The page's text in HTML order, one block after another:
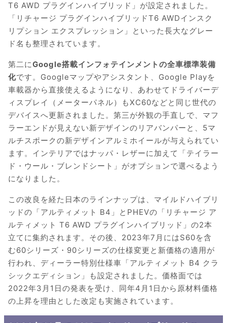
T6 AWD プラグインハイブリッド」が設定されました。
「リチャージ プラグインハイブリッドT6 AWDインスク
リプション エクスプレッション」といった長大なグレー
ド名も整理されています。
第二にGoogle搭載インフォテインメントの全車標準装備
化です。Googleマップやアシスタント、Google Playを
車載器から直接使えるようになり、あわせてドライバーデ
ィスプレイ（メーターパネル）もXC60などと同じ世代の
デバイスへ更新されました。第三が外観の手直しで、マフ
ラーエンドが見えない新デザインのリアバンパーと、5マ
ルチスポークの新デザインアルミホイールが与えられてい
ます。インテリアではナッパ・レザーに加えて「テイラー
ド・ウール・ブレンドシート」がオプションで選べるよう
になりました。
この改良を経た日本のラインナップは、マイルドハイブリ
ッドの「アルティメット B4」とPHEVの「リチャージ ア
ルティメット T6 AWD プラグインハイブリッド」の2本
立てに集約されます。その後、2023年7月にはS60を含
む60シリーズ・90シリーズの仕様変更と新価格の適用が
行われ、ディーラー特別仕様車「アルティメット B4 クラ
シックエディション」も設定されました。価格面では
2022年3月1日の発表を受け、同年4月1日から原材料価格
の上昇を理由とした改定も実施されています。